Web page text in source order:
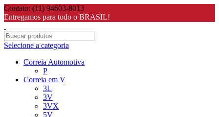
Contato: (11) 94603-8013
Entregamos para todo o BRASIL!
Selecione a categoria
Correia Automotiva
P
Correia em V
3L
3V
3VX
5V